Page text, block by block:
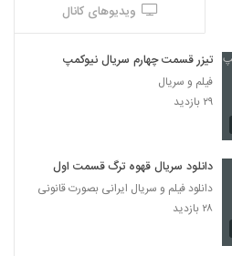
ویدیوهای کانال
تیزر قسمت چهارم سریال نیوکمپ
فیلم و سریال
۲۹ بازدید
دانلود سریال قهوه ترگ قسمت اول
دانلود فیلم و سریال ایرانی بصورت قانونی
۲۸ بازدید